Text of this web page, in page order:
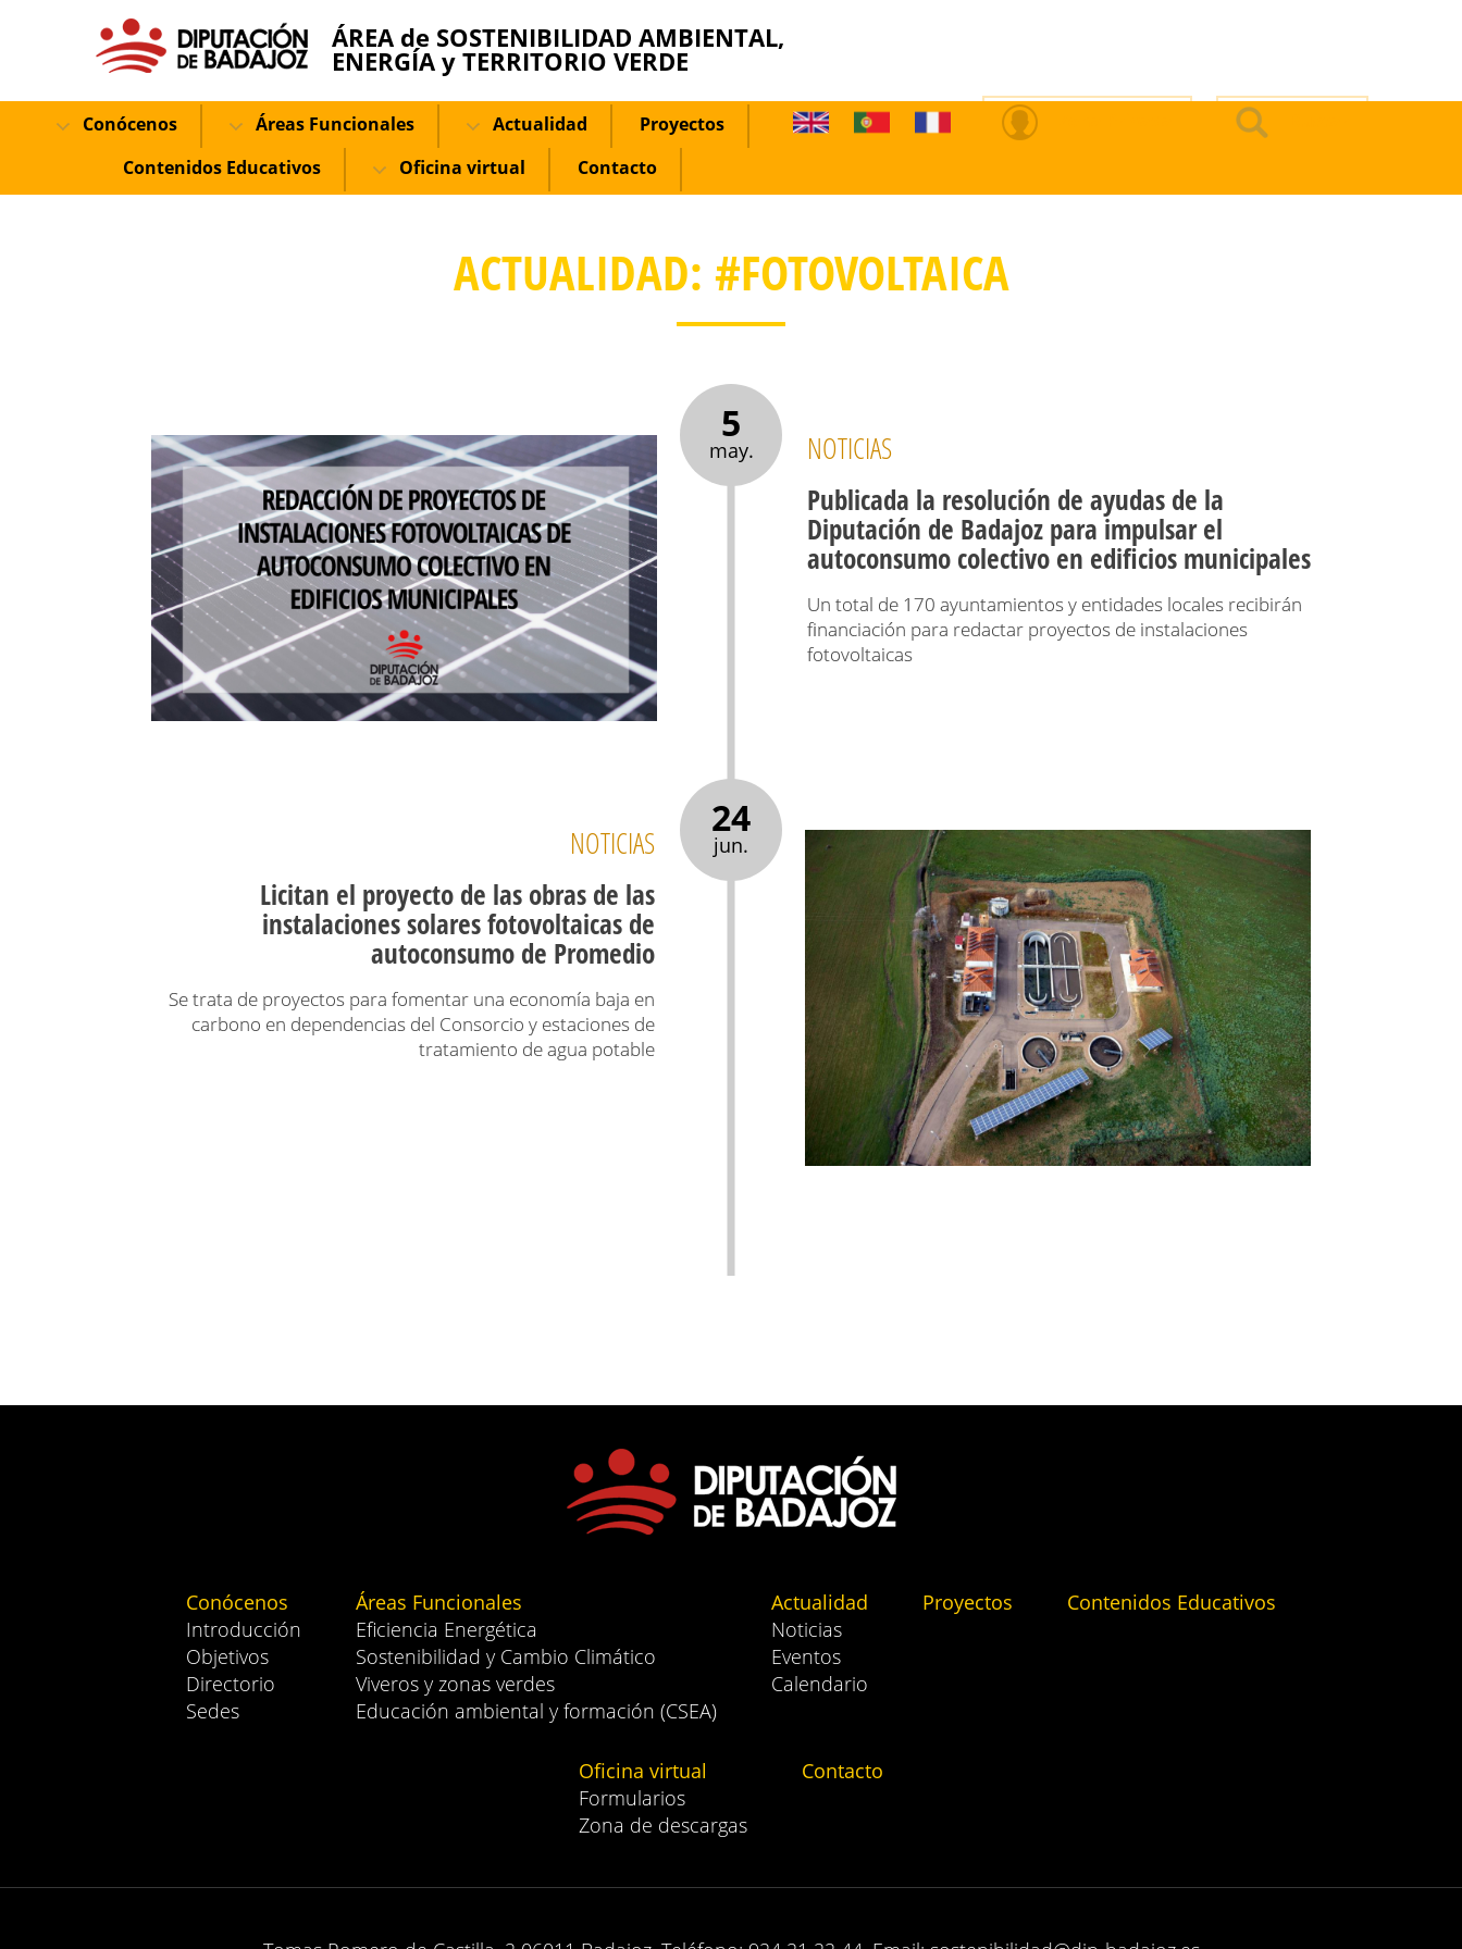
ÁREA de SOSTENIBILIDAD AMBIENTAL,
ENERGÍA y TERRITORIO VERDE
Conócenos Áreas Funcionales Actualidad
Proyectos
Contenidos Educativos
Oficina virtual Contacto
ACTUALIDAD: #FOTOVOLTAICA
5
may. NOTICIAS
Publicada la resolución de ayudas de la
Diputación de Badajoz para impulsar el
autoconsumo colectivo en edificios municipales
Un total de 170 ayuntamientos y entidades locales recibirán
financiación para redactar proyectos de instalaciones
fotovoltaicas
24
jun.
NOTICIAS
Licitan el proyecto de las obras de las
instalaciones solares fotovoltaicas de
autoconsumo de Promedio
Se trata de proyectos para fomentar una economía baja en
carbono en dependencias del Consorcio y estaciones de
tratamiento de agua potable
Conócenos
Introducción
Objetivos
Directorio
Sedes
Áreas Funcionales
Eficiencia Energética
Sostenibilidad y Cambio Climático
Viveros y zonas verdes
Educación ambiental y formación (CSEA)
Actualidad
Noticias
Eventos
Calendario
Proyectos Contenidos Educativos
Oficina virtual
Formularios
Zona de descargas
Contacto